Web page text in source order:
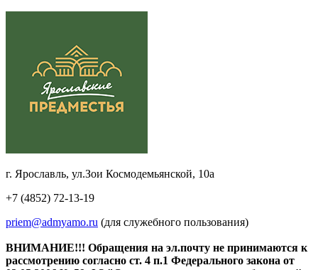
г. Ярославль, ул.Зои Космодемьянской, 10а
+7 (4852) 72-13-19
priem@admyamo.ru (для служебного пользования)
ВНИМАНИЕ!!! Обращения на эл.почту не принимаются к
рассмотрению согласно ст. 4 п.1 Федерального закона от